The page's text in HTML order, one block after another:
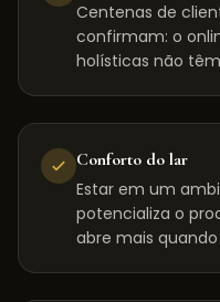
Centenas de
confirmam: o
holísticas não
Conforto do lar
Estar em um
potencializa o
abre mais